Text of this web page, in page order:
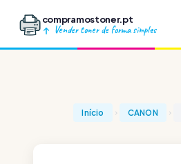
compramostoner.pt
Vender toner de forma simples
Início CANON